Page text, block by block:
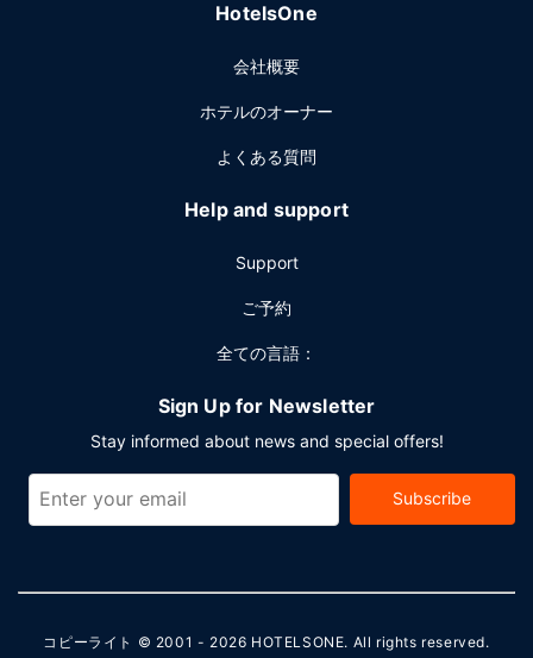
HotelsOne
会社概要
ホテルのオーナー
よくある質問
Help and support
Support
ご予約
全ての言語：
Sign Up for Newsletter
Stay informed about news and special offers!
Subscribe
コピーライト © 2001 - 2026 HOTELSONE. All rights reserved.